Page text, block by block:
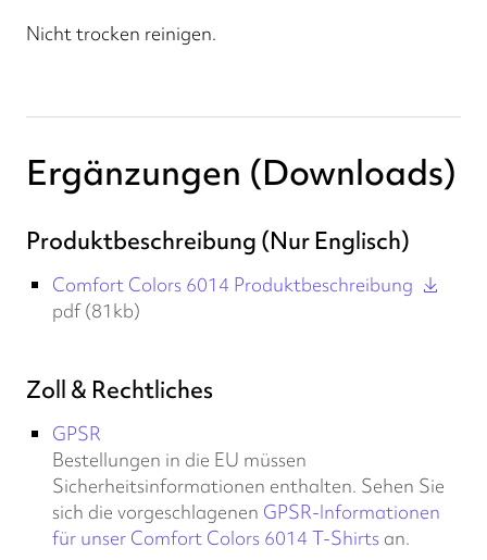
Nicht trocken reinigen.
Ergänzungen (Downloads)
Produktbeschreibung (Nur Englisch)
Comfort Colors 6014 Produktbeschreibung
pdf (81kb)
Zoll & Rechtliches
GPSR
Bestellungen in die EU müssen
Sicherheitsinformationen enthalten. Sehen Sie
sich die vorgeschlagenen GPSR-Informationen
für unser Comfort Colors 6014 T-Shirts an.